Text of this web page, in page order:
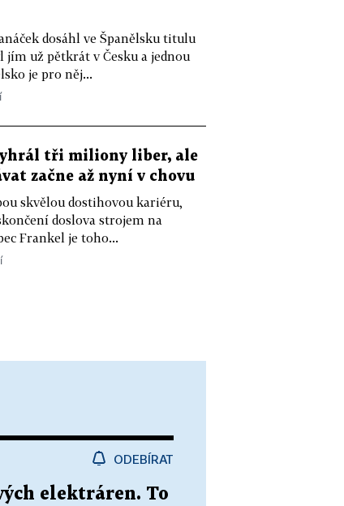
dosáhl ve Španělsku titulu
jím už pětkrát v Česku a jednou
je pro něj...
tři miliony liber, ale
začne až nyní v chovu
skvělou dostihovou kariéru,
doslova strojem na
Frankel je toho...
ODEBÍRAT
elektráren. To